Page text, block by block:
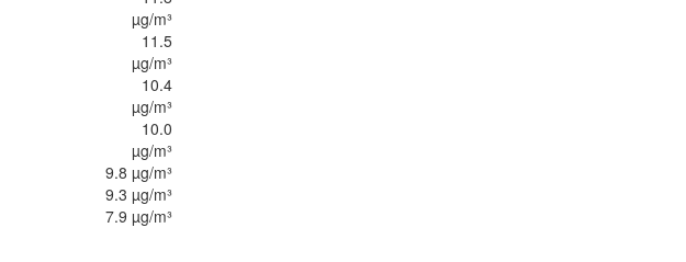
µg/m³
11.5
µg/m³
10.4
µg/m³
10.0
µg/m³
9.8 µg/m³
9.3 µg/m³
7.9 µg/m³